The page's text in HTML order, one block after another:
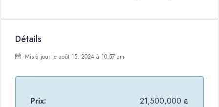
Détails
Mis à jour le août 15, 2024 à 10:57 am
Prix:
21,500,000 ₪